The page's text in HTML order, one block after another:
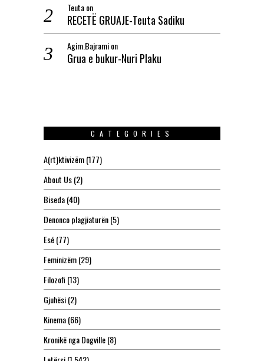
Teutaon
RECETË GRUAJE-Teuta Sadiku
Agim.Bajramion
Grua e bukur-Nuri Plaku
CATEGORIES
A(rt)ktivizëm(177)
About Us(2)
Biseda(40)
Denonco plagjiaturën(5)
Esé(77)
Feminizëm(29)
Filozofi (13)
Gjuhësi(2)
Kinema(66)
Kronikë nga Dogville(8)